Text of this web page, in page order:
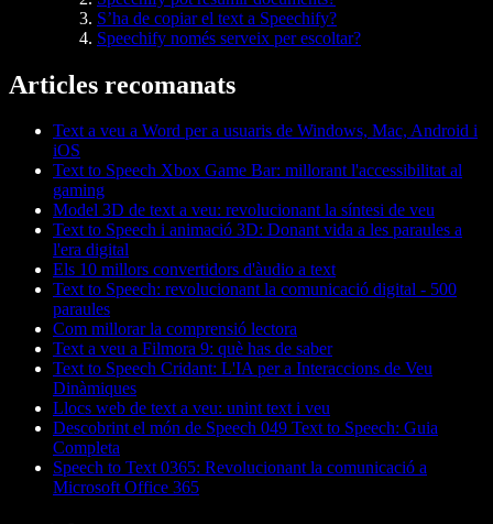
S’ha de copiar el text a Speechify?
Speechify només serveix per escoltar?
Articles recomanats
Text a veu a Word per a usuaris de Windows, Mac, Android i
iOS
Text to Speech Xbox Game Bar: millorant l'accessibilitat al
gaming
Model 3D de text a veu: revolucionant la síntesi de veu
Text to Speech i animació 3D: Donant vida a les paraules a
l'era digital
Els 10 millors convertidors d'àudio a text
Text to Speech: revolucionant la comunicació digital - 500
paraules
Com millorar la comprensió lectora
Text a veu a Filmora 9: què has de saber
Text to Speech Cridant: L'IA per a Interaccions de Veu
Dinàmiques
Llocs web de text a veu: unint text i veu
Descobrint el món de Speech 049 Text to Speech: Guia
Completa
Speech to Text 0365: Revolucionant la comunicació a
Microsoft Office 365